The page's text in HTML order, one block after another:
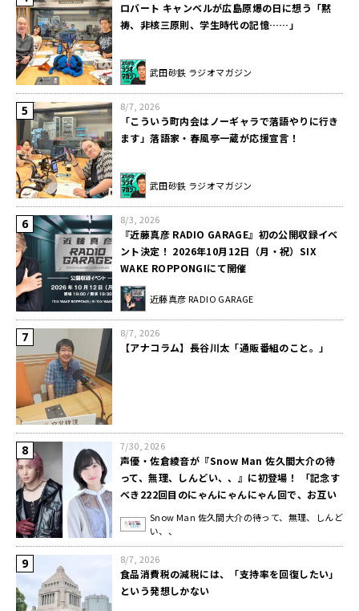
ロバート キャンベルが広島原爆の日に想う「黙
祷、非核三原則、学生時代の記憶……」
武田砂鉄 ラジオマガジン
8/7, 2026
「こういう町内会はノーギャラで落語やりに行き
ます」落語家・春風亭一蔵が応援宣言！
武田砂鉄 ラジオマガジン
8/3, 2026
『近藤真彦 RADIO GARAGE』初の公開収録イベ
ント決定！ 2026年10月12日（月・祝）SIX
WAKE ROPPONGIにて開催
近藤真彦 RADIO GARAGE
8/7, 2026
【アナコラム】長谷川太「通販番組のこと。」
7/30, 2026
声優・佐倉綾音が『Snow Man 佐久間大介の待
って、無理、しんどい、、』に初登場！ 「記念す
べき222回目のにゃんにゃんにゃん回で、お互い
ねこが好きなのに…」
Snow Man 佐久間大介の待って、無理、しんど
い、、
8/7, 2026
食品消費税の減税には、「支持率を回復したい」
という発想しかない